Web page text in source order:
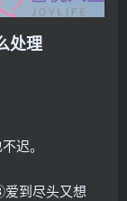
处理
迟。
到尽头又想